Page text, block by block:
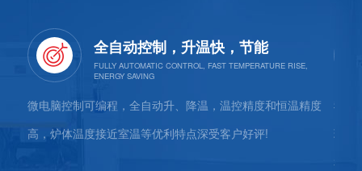
全自动控制，升温快，节能
微电脑控制可编程，全自动升、降温，温控精度和恒温精度
高，炉体温度接近室温等优利特点深受客户好评!
我厂
现代
和检